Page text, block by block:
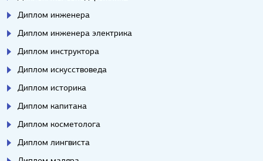
Диплом инженера
Диплом инженера электрика
Диплом инструктора
Диплом искусствоведа
Диплом историка
Диплом капитана
Диплом косметолога
Диплом лингвиста